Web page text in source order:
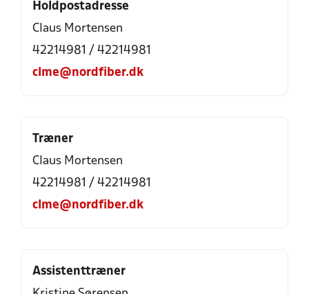
Holdpostadresse
Claus Mortensen
42214981 / 42214981
clme@nordfiber.dk
Træner
Claus Mortensen
42214981 / 42214981
clme@nordfiber.dk
Assistenttræner